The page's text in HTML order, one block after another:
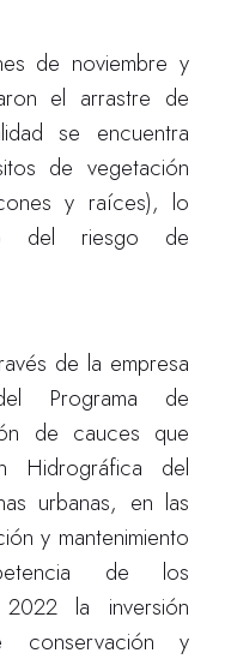
de noviembre y
el arrastre de
se encuentra
de vegetación
y raíces), lo
del riesgo de
de la empresa
Programa de
de cauces que
Hidrográfica del
urbanas, en las
y mantenimiento
de los
la inversión
conservación y